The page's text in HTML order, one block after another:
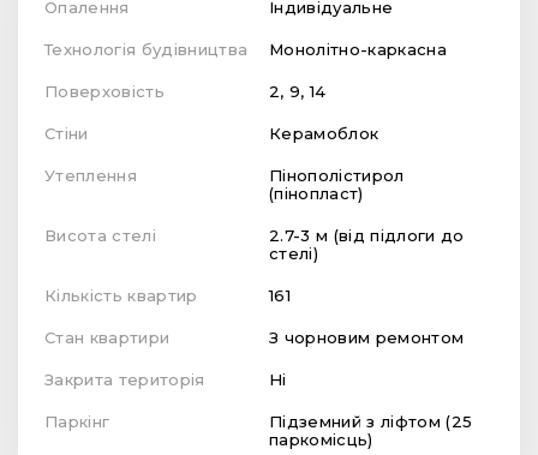
Опалення Індивідуальне
Технологія будівництва Монолітно-каркасна
Поверховість 2, 9, 14
Стіни Керамоблок
Утеплення
Пінополістирол
(пінопласт)
Висота стелі
2.7-3 м (від підлоги до
стелі)
Кількість квартир 161
Стан квартири З чорновим ремонтом
Закрита територія Ні
Паркінг
Підземний з ліфтом (25
паркомісць)